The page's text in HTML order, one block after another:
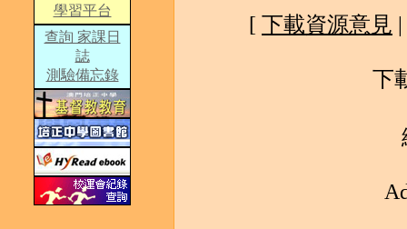
學習平台
查詢 家課日
誌
測驗備忘錄
[ 下載資源意見 |
下